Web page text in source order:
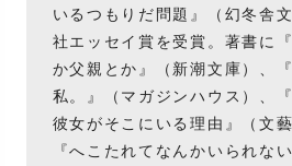
いるつもりだ問題』（幻冬舎
社エッセイ賞を受賞。著書に
か父親とか』（新潮文庫）、
私。』（マガジンハウス）、
彼女がそこにいる理由』（文
『へこたれてなんかいられな